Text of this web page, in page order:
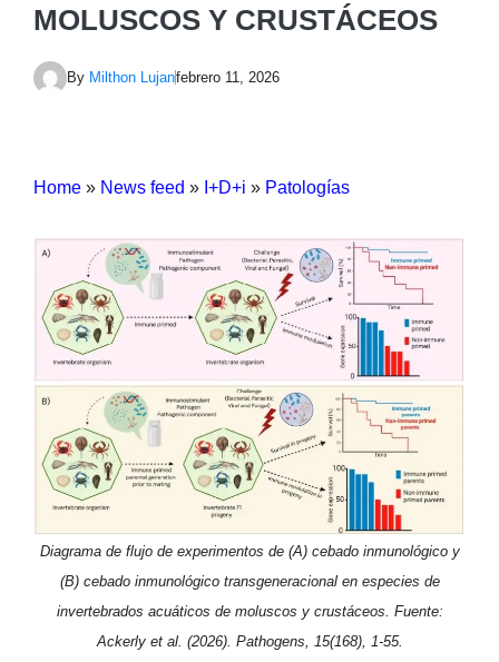
MOLUSCOS Y CRUSTÁCEOS
By Milthon Lujanfebrero 11, 2026
Home » News feed » I+D+i » Patologías
Diagrama de flujo de experimentos de (A) cebado inmunológico y
(B) cebado inmunológico transgeneracional en especies de
invertebrados acuáticos de moluscos y crustáceos. Fuente:
Ackerly et al. (2026). Pathogens, 15(168), 1-55.